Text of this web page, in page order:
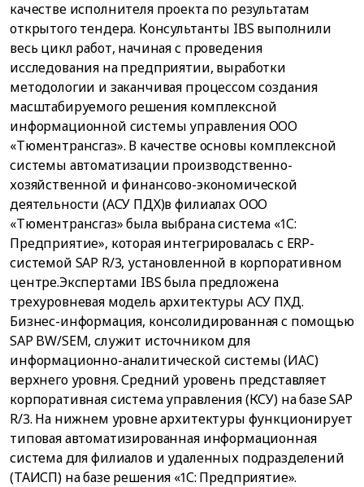
качестве исполнителя проекта по результатам
открытого тендера. Консультанты IBS выполнили
весь цикл работ, начиная с проведения
исследования на предприятии, выработки
методологии и заканчивая процессом создания
масштабируемого решения комплексной
информационной системы управления ООО
«Тюментрансгаз». В качестве основы комплексной
системы автоматизации производственно-
хозяйственной и финансово-экономической
деятельности (АСУ ПДХ)в филиалах ООО
«Тюментрансгаз» была выбрана система «1С:
Предприятие», которая интегрировалась с ERP-
системой SAP R/3, установленной в корпоративном
центре.Экспертами IBS была предложена
трехуровневая модель архитектуры АСУ ПХД.
Бизнес-информация, консолидированная с помощью
SAP BW/SEM, служит источником для
информационно-аналитической системы (ИАС)
верхнего уровня. Средний уровень представляет
корпоративная система управления (КСУ) на базе SAP
R/3. На нижнем уровне архитектуры функционирует
типовая автоматизированная информационная
система для филиалов и удаленных подразделений
(ТАИСП) на базе решения «1С: Предприятие».